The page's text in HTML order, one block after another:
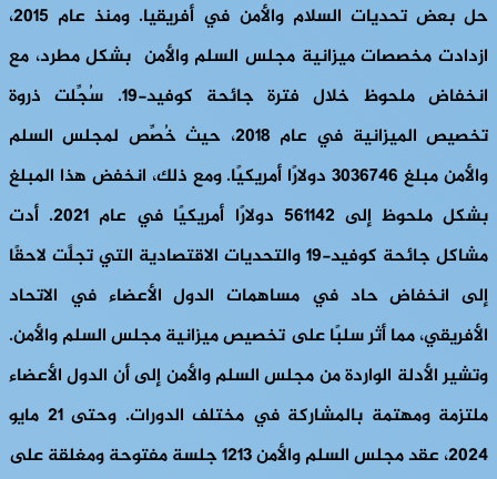
حل بعض تحديات السلام والأمن في أفريقيا. ومنذ عام 2015،
ازدادت مخصصات ميزانية مجلس السلم والأمن بشكل مطرد، مع
انخفاض ملحوظ خلال فترة جائحة كوفيد-19. سُجِّلت ذروة
تخصيص الميزانية في عام 2018، حيث خُصِّص لمجلس السلم
والأمن مبلغ 3036746 دولارًا أمريكيًا. ومع ذلك، انخفض هذا المبلغ
بشكل ملحوظ إلى 561142 دولارًا أمريكيًا في عام 2021. أدت
مشاكل جائحة كوفيد-19 والتحديات الاقتصادية التي تجلَّت لاحقًا
إلى انخفاض حاد في مساهمات الدول الأعضاء في الاتحاد
الأفريقي، مما أثر سلبًا على تخصيص ميزانية مجلس السلم والأمن.
وتشير الأدلة الواردة من مجلس السلم والأمن إلى أن الدول الأعضاء
ملتزمة ومهتمة بالمشاركة في مختلف الدورات. وحتى 21 مايو
2024، عقد مجلس السلم والأمن 1213 جلسة مفتوحة ومغلقة على